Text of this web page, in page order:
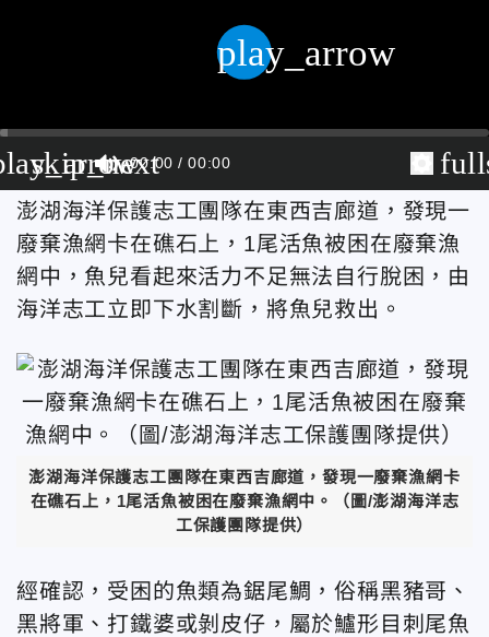
skip_next
00:00 00:00
play_arrow
澎湖海洋保護志工團隊在東西吉廊道 ，發現一
廢棄漁網卡在礁石上，1尾活魚被困在廢棄漁
網中，魚兒看起來活力不足無法自行脫困，由
海洋志工立即下水割斷， 將魚兒救出。
澎湖海洋保護志工團隊在東西吉廊道 ，發現一廢棄漁網卡
在礁石上，1尾活魚被困在廢棄漁網中。（圖/澎湖海洋志
工保護團隊提供）
經確認，受困的魚類為鋸尾鯛，俗稱黑豬哥、
黑將軍、打鐵婆或剝皮仔，屬於鱸形目刺尾魚